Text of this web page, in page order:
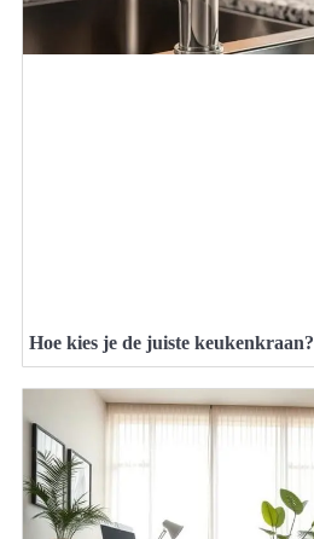
Hoe kies je de juiste keukenkraan?